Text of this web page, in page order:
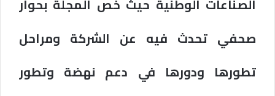
الصناعات الوطنية حيث خص المجلة بحوار
صحفي تحدث فيه عن الشركة ومراحل
تطورها ودورها في دعم نهضة وتطور